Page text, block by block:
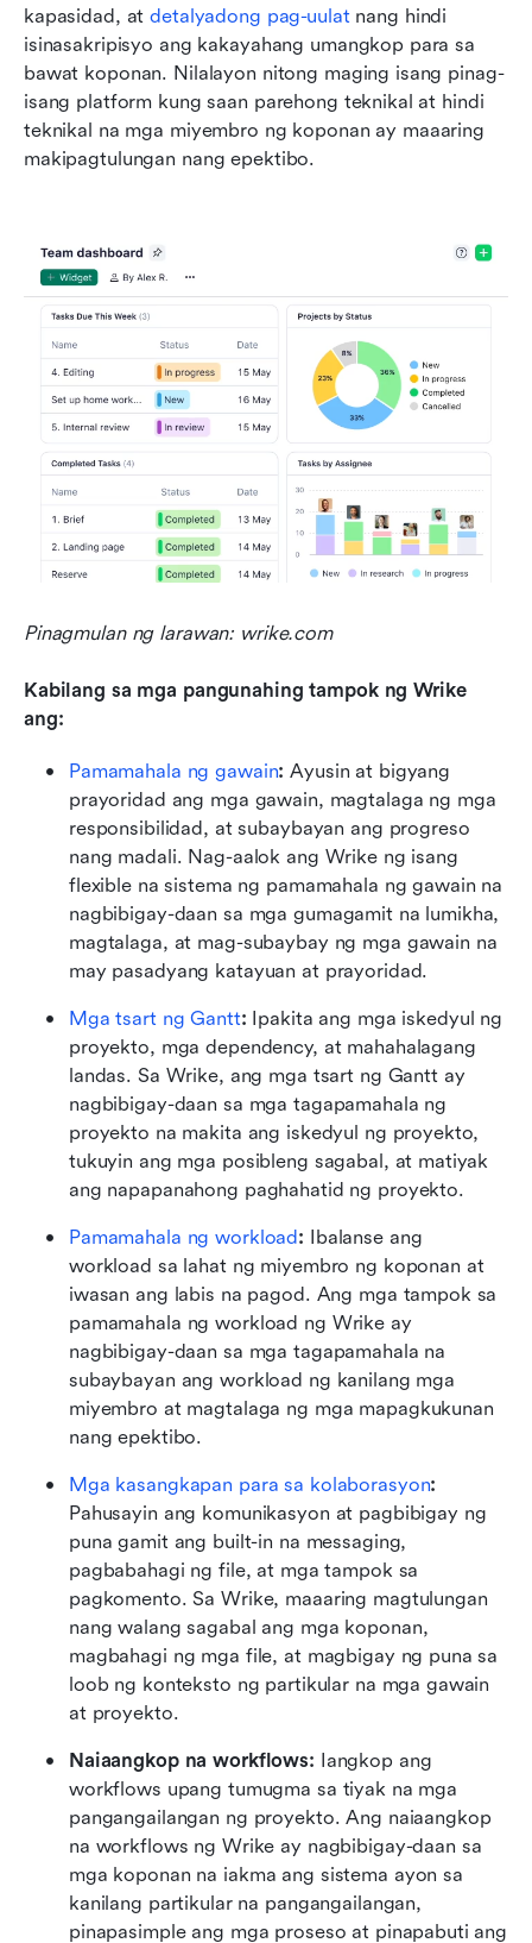
kapasidad, at detalyadong pag-uulat nang hindi
isinasakripisyo ang kakayahang umangkop para sa
bawat koponan. Nilalayon nitong maging isang pinag-
isang platform kung saan parehong teknikal at hindi
teknikal na mga miyembro ng koponan ay maaaring
makipagtulungan nang epektibo.
Pinagmulan ng larawan: wrike.com
Kabilang sa mga pangunahing tampok ng Wrike
ang:
Pamamahala ng gawain: Ayusin at bigyang
prayoridad ang mga gawain, magtalaga ng mga
responsibilidad, at subaybayan ang progreso
nang madali. Nag-aalok ang Wrike ng isang
flexible na sistema ng pamamahala ng gawain na
nagbibigay-daan sa mga gumagamit na lumikha,
magtalaga, at mag-subaybay ng mga gawain na
may pasadyang katayuan at prayoridad.
Mga tsart ng Gantt: Ipakita ang mga iskedyul ng
proyekto, mga dependency, at mahahalagang
landas. Sa Wrike, ang mga tsart ng Gantt ay
nagbibigay-daan sa mga tagapamahala ng
proyekto na makita ang iskedyul ng proyekto,
tukuyin ang mga posibleng sagabal, at matiyak
ang napapanahong paghahatid ng proyekto.
Pamamahala ng workload: Ibalanse ang
workload sa lahat ng miyembro ng koponan at
iwasan ang labis na pagod. Ang mga tampok sa
pamamahala ng workload ng Wrike ay
nagbibigay-daan sa mga tagapamahala na
subaybayan ang workload ng kanilang mga
miyembro at magtalaga ng mga mapagkukunan
nang epektibo.
Mga kasangkapan para sa kolaborasyon:
Pahusayin ang komunikasyon at pagbibigay ng
puna gamit ang built-in na messaging,
pagbabahagi ng file, at mga tampok sa
pagkomento. Sa Wrike, maaaring magtulungan
nang walang sagabal ang mga koponan,
magbahagi ng mga file, at magbigay ng puna sa
loob ng konteksto ng partikular na mga gawain
at proyekto.
Naiaangkop na workflows: Iangkop ang
workflows upang tumugma sa tiyak na mga
pangangailangan ng proyekto. Ang naiaangkop
na workflows ng Wrike ay nagbibigay-daan sa
mga koponan na iakma ang sistema ayon sa
kanilang partikular na pangangailangan,
pinapasimple ang mga proseso at pinapabuti ang